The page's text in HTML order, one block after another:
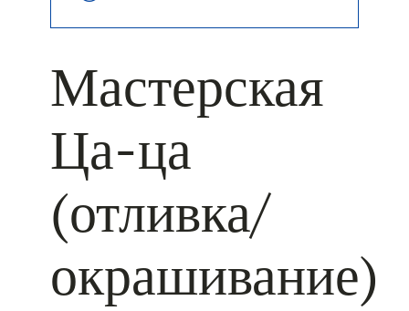
Мастерская
Ца-ца
(отливка/
окрашивание)